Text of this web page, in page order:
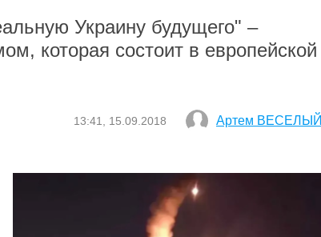
Украину будущего" –
которая состоит в европейской
13:41, 15.09.2018 Артем ВЕСЕЛЫЙ